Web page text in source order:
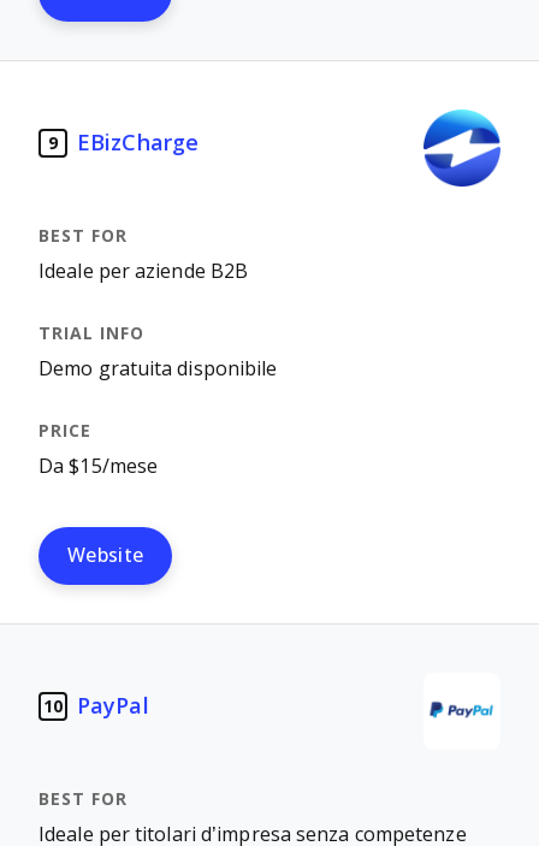
9 EBizCharge
Ideale per aziende B2B
Demo gratuita disponibile
Da $15/mese
Website
10 PayPal
Ideale per titolari d’impresa senza competenze